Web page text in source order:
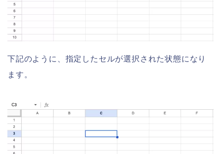
下記のように、指定したセルが選択された状態になり
ます。